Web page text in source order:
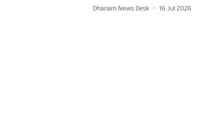
Dhanam News Desk 16 Jul 2026